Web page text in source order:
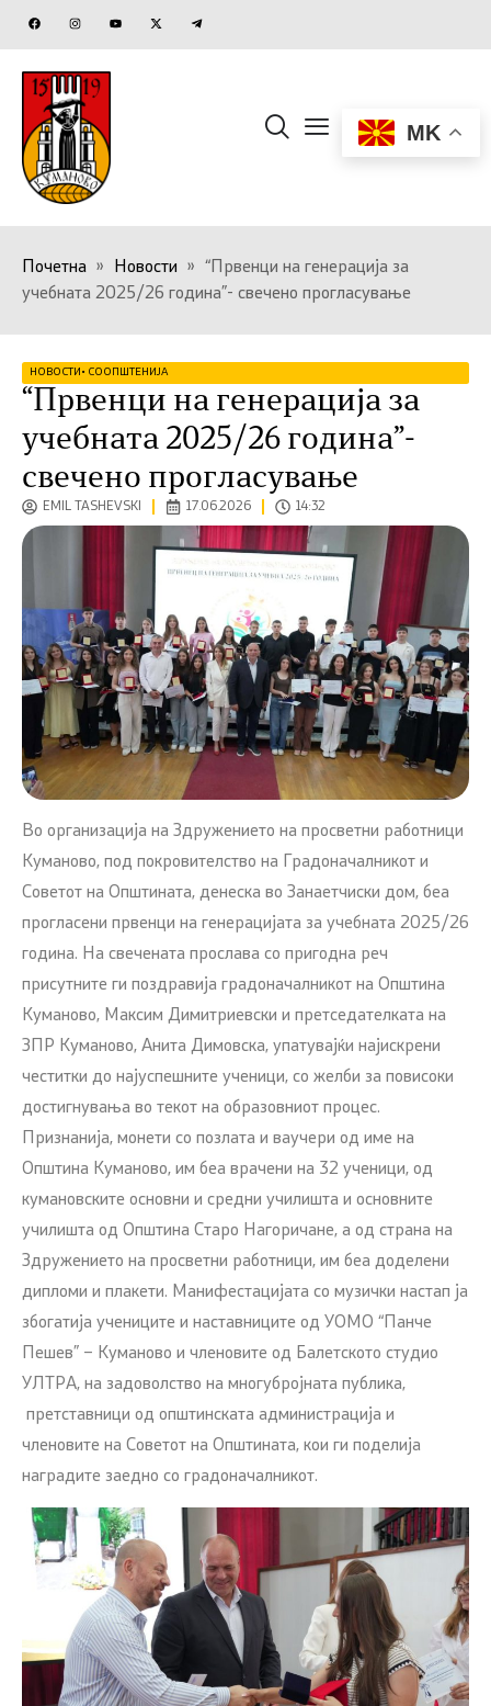
MK
Почетна » Новости »
“Првенци на генерација за
учебната 2025/26 година”- свечено прогласување
НОВОСТИ • СООПШТЕНИЈА
“Првенци на генерација за
учебната 2025/26 година”-
свечено прогласување
EMIL TASHEVSKI 17.06.2026 14:32
Во организација на Здружението на просветни работници
Куманово, под покровителство на Градоначалникот и
Советот на Општината, денеска во Занаетчиски дом, беа
прогласени првенци на генерацијата за учебната 2025/26
година. На свечената прослава со пригодна реч
присутните ги поздравија градоначалникот на Општина
Куманово, Максим Димитриевски и претседателката на
ЗПР Куманово, Анита Димовска, упатувајќи најискрени
честитки до најуспешните ученици, со желби за повисоки
достигнувања во текот на образовниот процес.
Признанија, монети со позлата и ваучери од име на
Општина Куманово, им беа врачени на 32 ученици, од
кумановските основни и средни училишта и основните
училишта од Општина Старо Нагоричане, а од страна на
Здружението на просветни работници, им беа доделени
дипломи и плакети. Манифестацијата со музички настап ја
збогатија учениците и наставниците од УОМО “Панче
Пешев” – Куманово и членовите од Балетското студио
УЛТРА, на задоволство на многубројната публика,
претставници од општинската администрација и
членовите на Советот на Општината, кои ги поделија
наградите заедно со градоначалникот.